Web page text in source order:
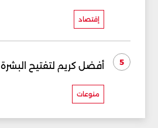
إقتصاد
5 أفضل كريم لتفتيح البشرة
منوعات